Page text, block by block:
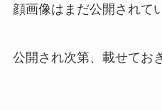
顔画像はまだ公開されて
公開され次第、載せてお